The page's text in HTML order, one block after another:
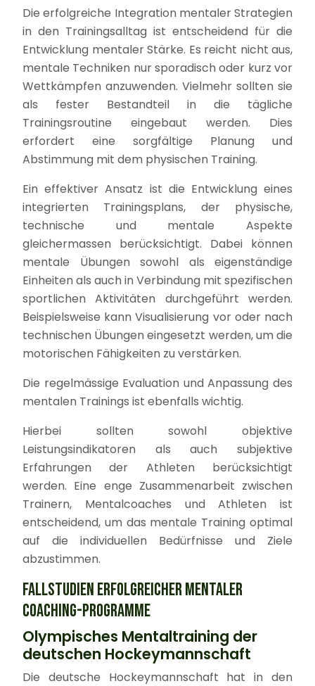
Die erfolgreiche Integration mentaler Strategien
in den Trainingsalltag ist entscheidend für die
Entwicklung mentaler Stärke. Es reicht nicht aus,
mentale Techniken nur sporadisch oder kurz vor
Wettkämpfen anzuwenden. Vielmehr sollten sie
als fester Bestandteil in die tägliche
Trainingsroutine eingebaut werden. Dies
erfordert eine sorgfältige Planung und
Abstimmung mit dem physischen Training.
Ein effektiver Ansatz ist die Entwicklung eines
integrierten Trainingsplans, der physische,
technische und mentale Aspekte
gleichermassen berücksichtigt. Dabei können
mentale Übungen sowohl als eigenständige
Einheiten als auch in Verbindung mit spezifischen
sportlichen Aktivitäten durchgeführt werden.
Beispielsweise kann Visualisierung vor oder nach
technischen Übungen eingesetzt werden, um die
motorischen Fähigkeiten zu verstärken.
Die regelmässige Evaluation und Anpassung des
mentalen Trainings ist ebenfalls wichtig.
Hierbei sollten sowohl objektive
Leistungsindikatoren als auch subjektive
Erfahrungen der Athleten berücksichtigt
werden. Eine enge Zusammenarbeit zwischen
Trainern, Mentalcoaches und Athleten ist
entscheidend, um das mentale Training optimal
auf die individuellen Bedürfnisse und Ziele
abzustimmen.
FALLSTUDIEN ERFOLGREICHER MENTALER
COACHING-PROGRAMME
Olympisches Mentaltraining der
deutschen Hockeymannschaft
Die deutsche Hockeymannschaft hat in den